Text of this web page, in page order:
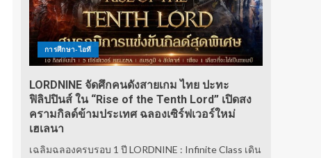
การศึกษา-ไอที
LORDNINE จัดศึกคนดังสายเกม ไทย ปะทะ
ฟิลิปปินส์ ใน “Rise of the Tenth Lord” เปิดสง
ครามกิลด์ข้ามประเทศ ฉลองเซิร์ฟเวอร์ใหม่
เฮเลนา
เฉลิมฉลองครบรอบ 1 ปี LORDNINE : Infinite Class เดิน